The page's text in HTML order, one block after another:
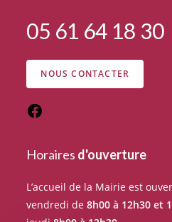
05 61 64 18 30
NOUS CONTACTER
Horaires d'ouverture
L’accueil de la Mairie est
vendredi de8h00 à 12h30 et